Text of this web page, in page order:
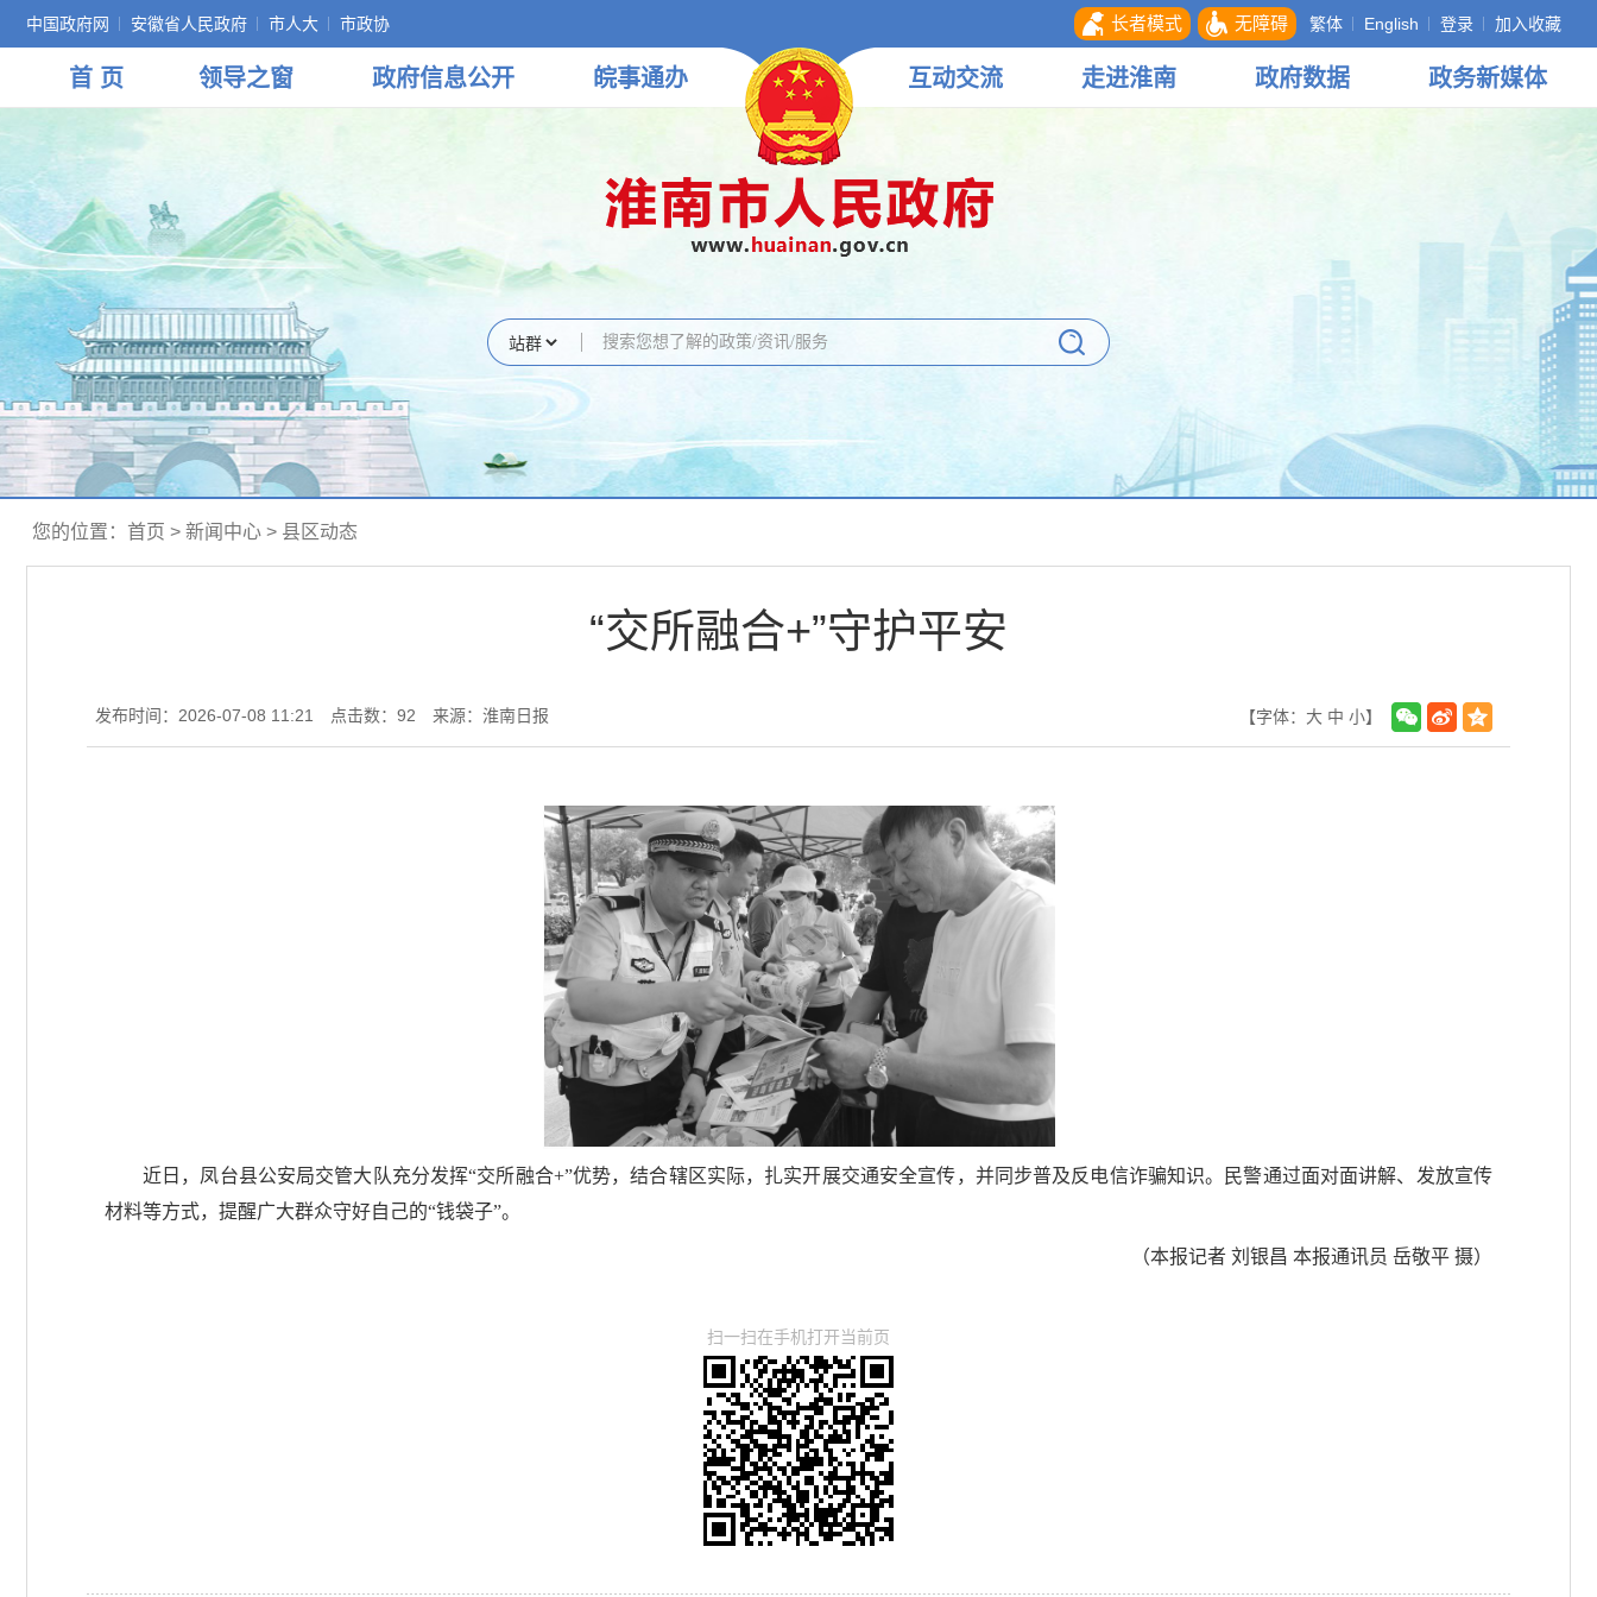
中国政府网 安徽省人民政府 市人大 市政协 长者模式 无障碍 繁体 English 登录 加入收藏
首 页 领导之窗 政府信息公开 皖事通办 互动交流 走进淮南 政府数据 政务新媒体
您的位置： 首页 > 新闻中心 > 县区动态
“交所融合+”守护平安
发布时间：2026-07-08 11:21 点击数： 92 来源：淮南日报 【字体： 大 中 小】
近日，凤台县公安局交管大队充分发挥“交所融合+”优势，结合辖区实际，扎实开展交通安全宣传，并同步普及反电信诈骗知识。民警通过面对面讲解、发放宣传
材料等方式，提醒广大群众守好自己的“钱袋子”。
（本报记者 刘银昌 本报通讯员 岳敬平 摄）
扫一扫在手机打开当前页